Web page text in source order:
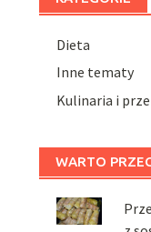
Dieta
Inne tematy
Kulinaria i
WARTO